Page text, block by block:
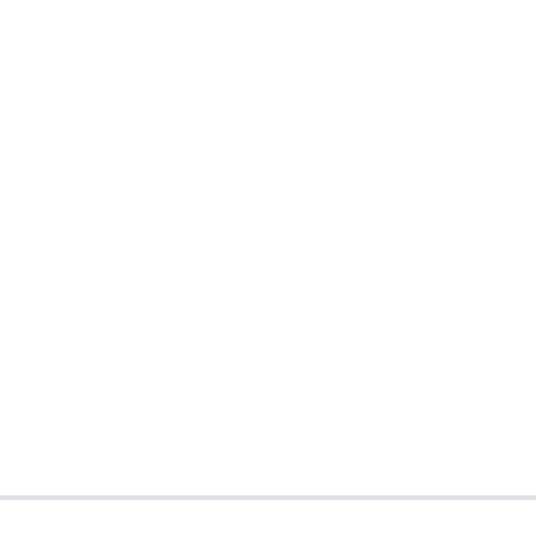
an sogenannten Optics Ready Pistolen, z. B. von Smith &
die Kunststoffabdeckung. Weiterhin wird der Lieferumfang
Shotguns und kurze Gewehre.
/ über 200 Stunden (niedrigste Helligkeit)
Halterung für 20 - 22 mm Schienen